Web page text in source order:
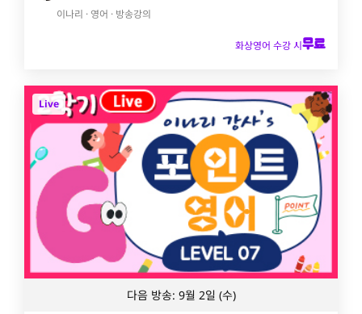
이나리 · 영어 · 방송강의
화상영어 수강 시무료
Live
다음 방송: 9월 2일 (수)